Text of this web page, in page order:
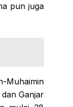
pun juga
Muhaimin
Ganjar